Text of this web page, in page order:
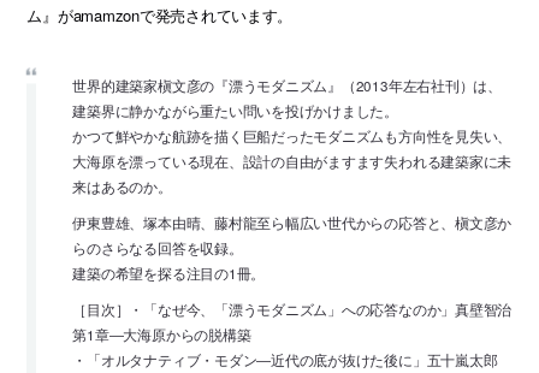
ム』がamamzonで発売されています。
世界的建築家槇文彦の『漂うモダニズム』（2013年左右社刊）は、
建築界に静かながら重たい問いを投げかけました。
かつて鮮やかな航跡を描く巨船だったモダニズムも方向性を見失い、
大海原を漂っている現在、設計の自由がますます失われる建築家に未
来はあるのか。
伊東豊雄、塚本由晴、藤村龍至ら幅広い世代からの応答と、槇文彦か
らのさらなる回答を収録。
建築の希望を探る注目の1冊。
［目次］・「なぜ今、「漂うモダニズム」への応答なのか」真壁智治
第1章―大海原からの脱構築
・「オルタナティブ・モダン―近代の底が抜けた後に」五十嵐太郎